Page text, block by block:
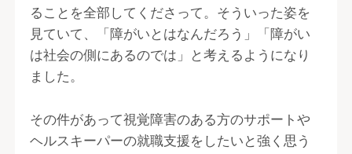
ることを全部してくださって。そういった姿を
見ていて、「障がいとはなんだろう」「障がい
は社会の側にあるのでは」と考えるようになり
ました。
その件があって視覚障害のある方のサポートや
ヘルスキーパーの就職支援をしたいと強く思う